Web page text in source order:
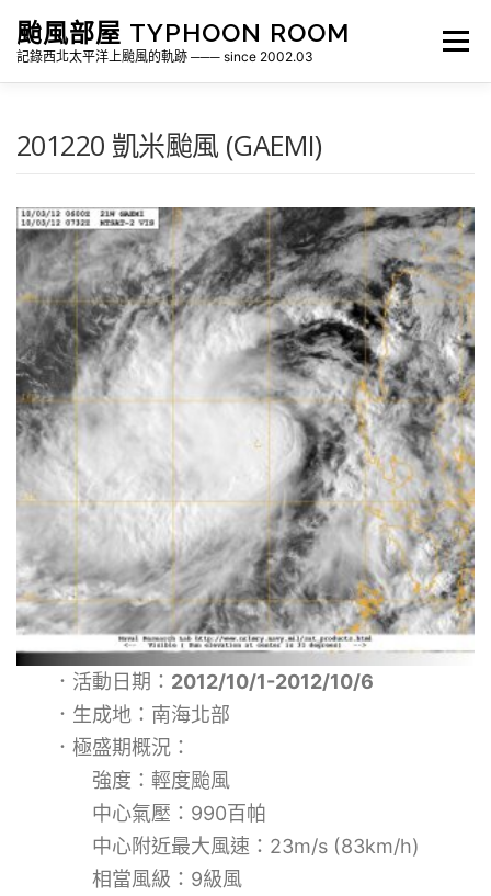
颱風部屋 TYPHOON ROOM
記錄西北太平洋上颱風的軌跡 ─── since 2002.03
選單
各地瞬間風速紀錄 侵台颱風新聞剪報 氣象相關資源
201220 凱米颱風 (GAEMI)
．活動日期： 2012/10/1-2012/10/6
．生成地：南海北部
．極盛期概況：
強度：輕度颱風
中心氣壓：990百帕
中心附近最大風速：23m/s (83km/h)
相當風級：9級風